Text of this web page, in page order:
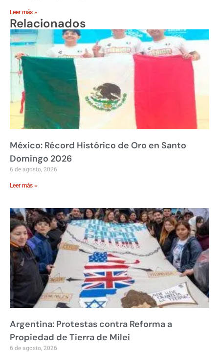
Leer más »
Relacionados
México: Récord Histórico de Oro en Santo
Domingo 2026
6 de agosto, 2026
Leer más »
Argentina: Protestas contra Reforma a
Propiedad de Tierra de Milei
6 de agosto, 2026